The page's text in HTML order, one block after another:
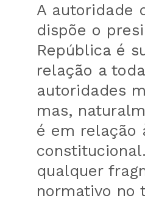
A autoridade
dispõe o
República é
relação a
autoridades
mas,
é em relação
qualquer
normativo no